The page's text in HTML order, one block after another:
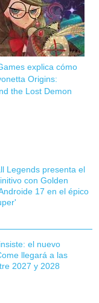
explica cómo
Origins:
the Lost Demon
Legends presenta el
con Golden
17 en el épico
el nuevo
llegará a las
2027 y 2028